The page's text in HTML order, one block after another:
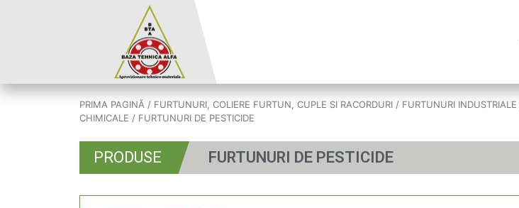
PRIMA PAGINĂ / FURTUNURI, COLIERE FURTUN, CUPLE SI RACORDURI / FURTUNURI INDUSTRIALE
CHIMICALE / FURTUNURI DE PESTICIDE
PRODUSE FURTUNURI DE PESTICIDE